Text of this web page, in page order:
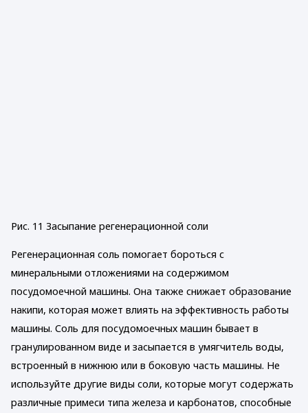
Рис. 11 Засыпание регенерационной соли
Регенерационная соль помогает бороться с
минеральными отложениями на содержимом
посудомоечной машины. Она также снижает образование
накипи, которая может влиять на эффективность работы
машины. Соль для посудомоечных машин бывает в
гранулированном виде и засыпается в умягчитель воды,
встроенный в нижнюю или в боковую часть машины. Не
используйте другие виды соли, которые могут содержать
различные примеси типа железа и карбонатов, способные